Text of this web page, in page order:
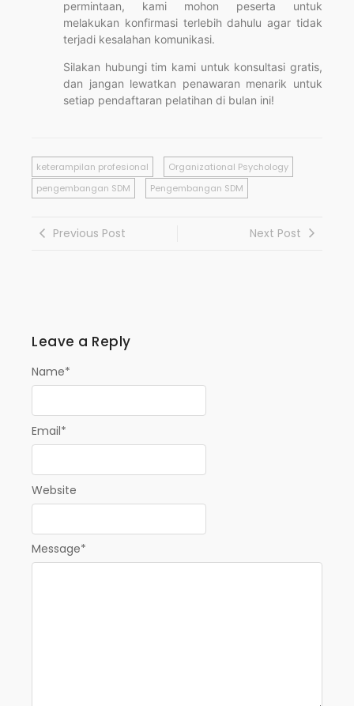
permintaan, kami mohon peserta untuk
melakukan konfirmasi terlebih dahulu agar tidak
terjadi kesalahan komunikasi.
Silakan hubungi tim kami untuk konsultasi gratis,
dan jangan lewatkan penawaran menarik untuk
setiap pendaftaran pelatihan di bulan ini!
keterampilan profesional
Organizational Psychology
pengembangan SDM
Pengembangan SDM
Previous Post Next Post
Leave a Reply
Message*
Name*
Email*
Website